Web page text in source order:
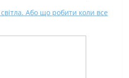
Або що робити коли все